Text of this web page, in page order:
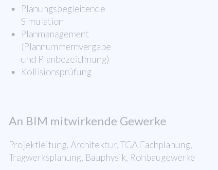
Planungsbegleitende
Simulation
Planmanagement
(Plannummernvergabe
und Planbezeichnung)
Kollisionsprüfung
An BIM mitwirkende Gewerke
Projektleitung, Architektur, TGA Fachplanung,
Tragwerksplanung, Bauphysik, Rohbaugewerke